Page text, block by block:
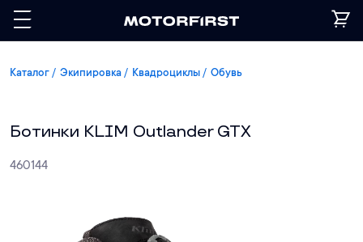
Каталог Экипировка Квадроциклы Обувь
Ботинки KLIM Outlander GTX
460144